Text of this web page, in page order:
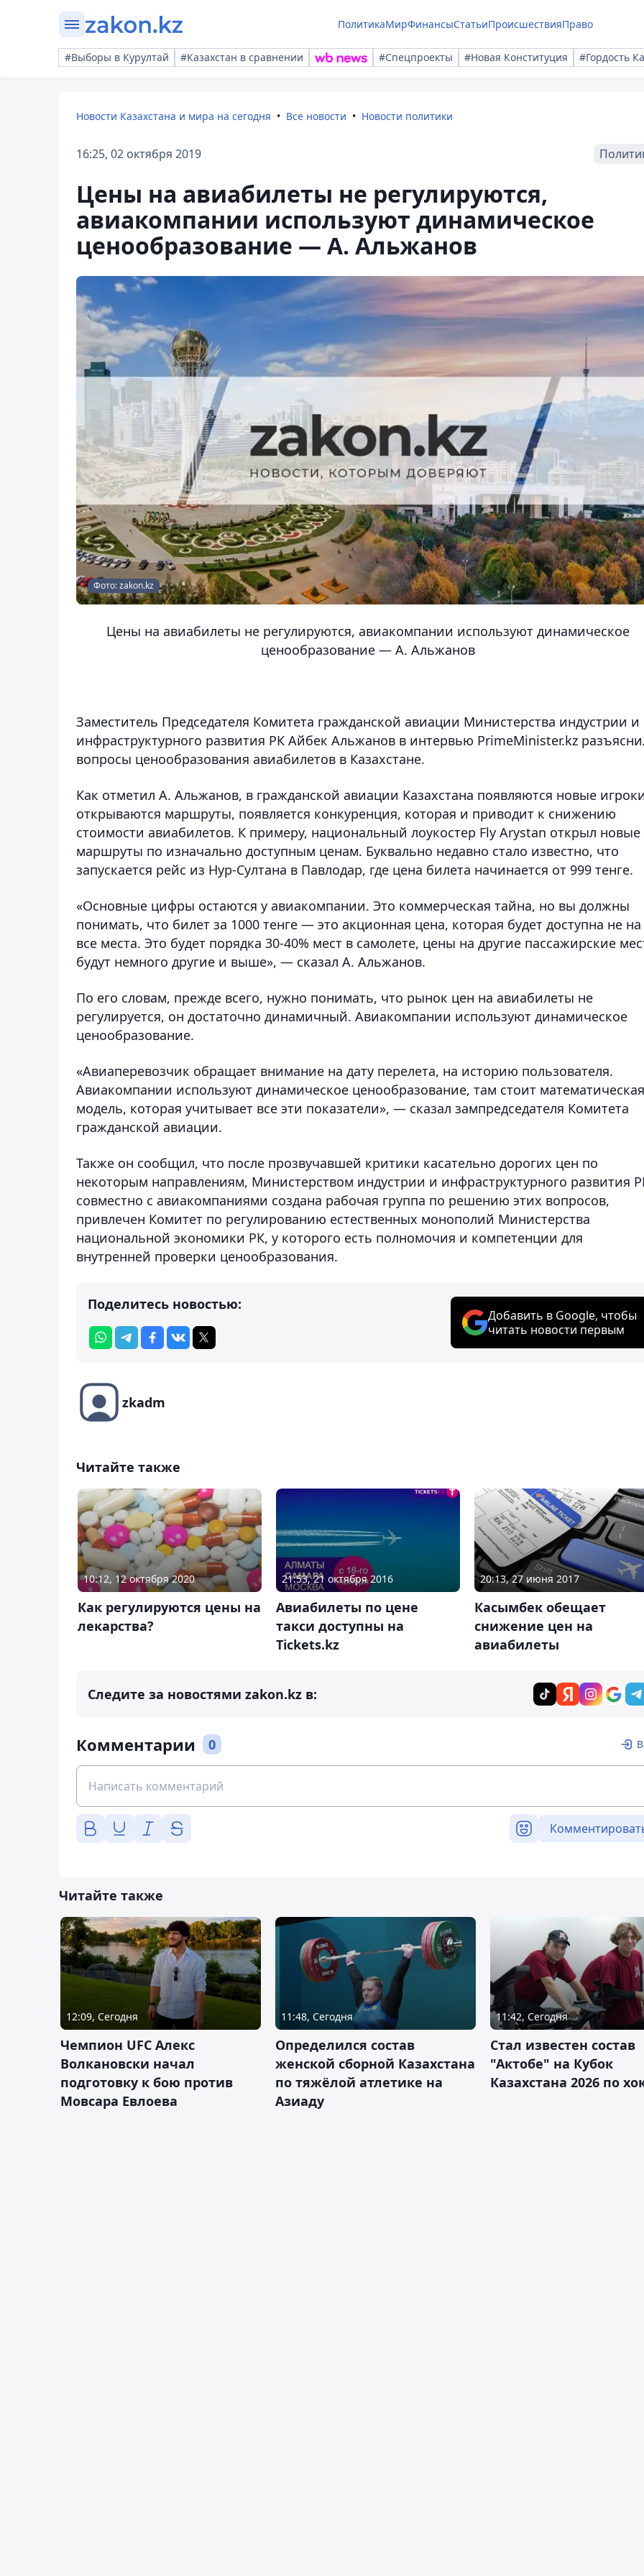
ПолитикаМирФинансыСтатьиПроисшествияПраво
#Выборы в Курултай #Казахстан в сравнении #Спецпроекты #Новая Конституция #Гордость
Новости Казахстана и мира на сегодня Все новости Новости политики
16:25, 02 октября 2019
Цены на авиабилеты не регулируются,
авиакомпании используют динамическое
ценообразование — А. Альжанов
Фото: zakon.kz
Цены на авиабилеты не регулируются, авиакомпании используют динамическое
ценообразование — А. Альжанов
Заместитель Председателя Комитета гражданской авиации Министерства индустрии и
инфраструктурного развития РК Айбек Альжанов в интервью PrimeMinister.kz
вопросы ценообразования авиабилетов в Казахстане.
Как отметил А. Альжанов, в гражданской авиации Казахстана появляются новые
открываются маршруты, появляется конкуренция, которая и приводит к снижению
стоимости авиабилетов. К примеру, национальный лоукостер Fly Arystan открыл новые
маршруты по изначально доступным ценам. Буквально недавно стало известно, что
запускается рейс из Нур-Султана в Павлодар, где цена билета начинается от 999 тенге.
«Основные цифры остаются у авиакомпании. Это коммерческая тайна, но вы должны
понимать, что билет за 1000 тенге — это акционная цена, которая будет доступна не на
все места. Это будет порядка 30-40% мест в самолете, цены на другие пассажирские
будут немного другие и выше», — сказал А. Альжанов.
По его словам, прежде всего, нужно понимать, что рынок цен на авиабилеты не
регулируется, он достаточно динамичный. Авиакомпании используют динамическое
ценообразование.
«Авиаперевозчик обращает внимание на дату перелета, на историю пользователя.
Авиакомпании используют динамическое ценообразование, там стоит математическая
модель, которая учитывает все эти показатели», — сказал зампредседателя Комитета
гражданской авиации.
Также он сообщил, что после прозвучавшей критики касательно дорогих цен по
некоторым направлениям, Министерством индустрии и инфраструктурного развития
совместно с авиакомпаниями создана рабочая группа по решению этих вопросов,
привлечен Комитет по регулированию естественных монополий Министерства
национальной экономики РК, у которого есть полномочия и компетенции для
внутренней проверки ценообразования.
Поделитесь новостью:
Добавить в Google, чтобы
читать новости первым
zkadm
Читайте также
10:12, 12 октября 2020
Как регулируются цены на
лекарства?
21:53, 21 октября 2016
Авиабилеты по цене
такси доступны на
Tickets.kz
20:13, 27 июня 2017
Касымбек обещает
снижение цен на
авиабилеты
Следите за новостями zakon.kz в:
Комментарии 0
Читайте также
12:09, Сегодня
Чемпион UFC Алекс
Волкановски начал
подготовку к бою против
Мовсара Евлоева
11:48, Сегодня
Определился состав
женской сборной Казахстана
по тяжёлой атлетике на
Азиаду
11:42, Сегодня
Стал известен состав
"Актобе" на Кубок
Казахстана 2026 по